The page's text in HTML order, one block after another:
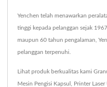
Yenchen telah menawarkan
tinggi kepada pelanggan sejak
maupun 60 tahun pengalaman,
pelanggan terpenuhi.
Lihat produk berkualitas kami
Mesin Pengisi Kapsul Printer Laser